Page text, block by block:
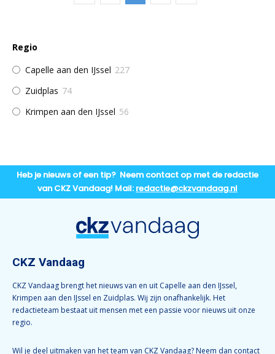
Regio
Capelle aan den IJssel 227
Zuidplas 74
Krimpen aan den IJssel 56
Heb je nieuws of een tip? Neem contact op met de redactie
van CKZ Vandaag! Mail: redactie@ckzvandaag.nl
CKZ Vandaag
CKZ Vandaag brengt het nieuws van en uit Capelle aan den IJssel,
Krimpen aan den IJssel en Zuidplas. Wij zijn onafhankelijk. Het
redactieteam bestaat uit mensen met een passie voor nieuws uit onze
regio.
Wil je deel uitmaken van het team van CKZ Vandaag? Neem dan contact